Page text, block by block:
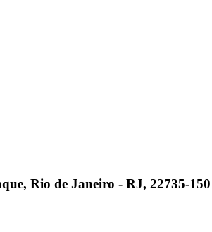
Rio de Janeiro - RJ, 22735-150